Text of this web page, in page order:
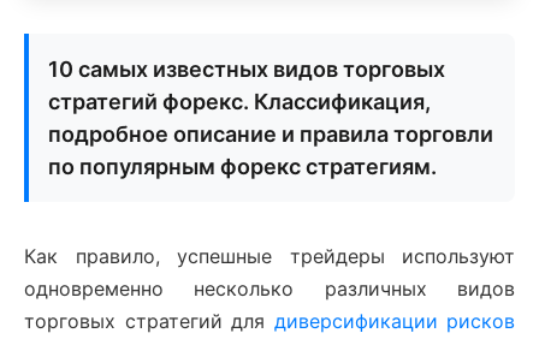
10 самых известных видов торговых
стратегий форекс. Классификация,
подробное описание и правила торговли
по популярным форекс стратегиям.
Как правило, успешные трейдеры используют
одновременно несколько различных видов
торговых стратегий для диверсификации рисков